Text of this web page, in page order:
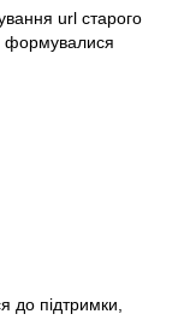
url старого
формувалися
до підтримки,